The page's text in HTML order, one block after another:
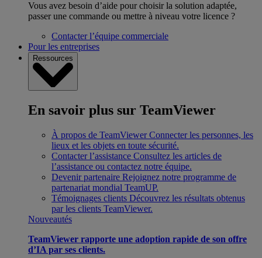
Vous avez besoin d’aide pour choisir la solution adaptée,
passer une commande ou mettre à niveau votre licence ?
Contacter l’équipe commerciale
Pour les entreprises
Ressources
En savoir plus sur TeamViewer
À propos de TeamViewer Connecter les personnes, les
lieux et les objets en toute sécurité.
Contacter l’assistance Consultez les articles de
l’assistance ou contactez notre équipe.
Devenir partenaire Rejoignez notre programme de
partenariat mondial TeamUP.
Témoignages clients Découvrez les résultats obtenus
par les clients TeamViewer.
Nouveautés
TeamViewer rapporte une adoption rapide de son offre
d’IA par ses clients.